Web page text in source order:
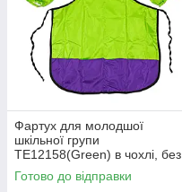
Фартух для молодшої
шкільної групи
ТЕ12158(Green) в чохлі, без
малюнка, зріст 128 см
Готово до відправки